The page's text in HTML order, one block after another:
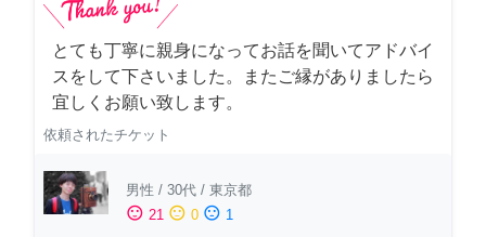
とても丁寧に親身になってお話を聞いてアドバイ
スをして下さいました。またご縁がありましたら
宜しくお願い致します。
依頼されたチケット
男性 / 30代 / 東京都
sentiment_satisfied 21 sentiment_neutral 0 sentiment_dissatisfied 1